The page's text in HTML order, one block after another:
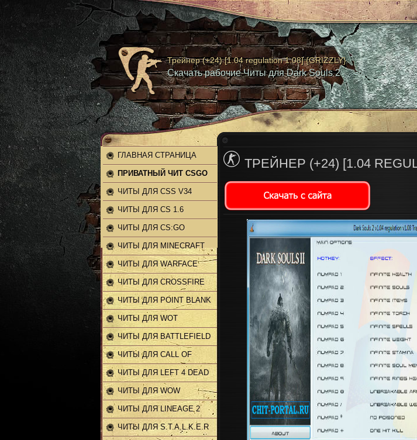
Трейнер (+24) [1.04 regulation 1.08] {GRIZZLY}
Скачать рабочие Читы для Dark Souls 2
ГЛАВНАЯ СТРАНИЦА
ПРИВАТНЫЙ ЧИТ CSGO
ЧИТЫ ДЛЯ CSS V34
ЧИТЫ ДЛЯ CS 1.6
ЧИТЫ ДЛЯ CS:GO
ЧИТЫ ДЛЯ MINECRAFT
ЧИТЫ ДЛЯ WARFACE
ЧИТЫ ДЛЯ CROSSFIRE
ЧИТЫ ДЛЯ POINT BLANK
ЧИТЫ ДЛЯ WOT
ЧИТЫ ДЛЯ BATTLEFIELD
ЧИТЫ ДЛЯ CALL OF
DUTY
ЧИТЫ ДЛЯ LEFT 4 DEAD
2
ЧИТЫ ДЛЯ WOW
ЧИТЫ ДЛЯ LINEAGE 2
ЧИТЫ ДЛЯ S.T.A.L.K.E.R
ТРЕЙНЕР (+24) [1.04